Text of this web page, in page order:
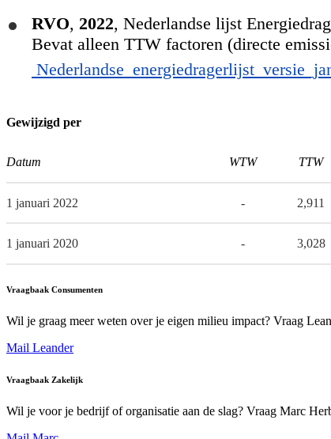
RVO, 2022, Nederlandse lijst
Bevat alleen TTW factoren (directe
Gewijzigd per
Datum WTW TTW
1 januari 2022 - 2,911
1 januari 2020 - 3,028
Vraagbaak Consumenten
Wil je graag meer weten over je eigen milieu impact? Vraag
Mail Leander
Vraagbaak Zakelijk
Wil je voor je bedrijf of organisatie aan de slag? Vraag Marc